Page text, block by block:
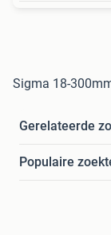
Sigma 18-
Gerelateerde
Populaire